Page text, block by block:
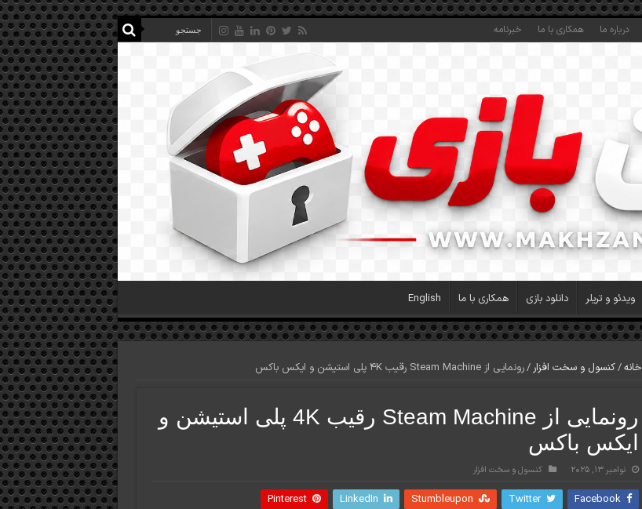
درباره ما همکاری با ما خبرنامه
ویدئو و تریلر دانلود بازی همکاری با ما English
خانه/کنسول و سخت افزار/رونمایی از Steam Machine رقیب 4K پلی استیشن و ایکس باکس
رونمایی از Steam Machine رقیب 4K پلی استیشن و
ایکس باکس
نوامبر 13, 2025 کنسول و سخت افزار
Facebook
Twitter
Stumbleupon
LinkedIn
Pinterest